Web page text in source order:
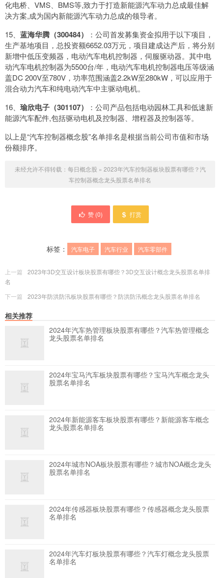
化电桥、VMS、BMS等,致力于打造新能源汽车动力总成最佳解
决方案,成为国内新能源汽车动力总成的领导者。
15、 蓝海华腾（300484）
：公司首发募集资金拟用于以下项目，
生产基地项目，总投资额6652.03万元，项目建成达产后，将分别
新增中低压变频器，电动汽车电机控制器，伺服驱动器。其中电
动汽车电机控制器为5500台/年，电动汽车电机控制器电压等级涵
盖DC 200V至780V，功率范围涵盖2.2kW至280kW，可以应用于
混合动力汽车和纯电动汽车中主驱动电机。
16、 瑜欣电子（301107）
：公司产品包括电动园林工具和低速新
能源汽车配件,包括驱动电机及控制器、增程器及控制器等。
以上是“汽车控制器概念股”名单排名是根据当前公司市值和市场
份额排序。
未经允许不得转载： 每日概念股 » 2023年汽车控制器板块股票有哪些？汽
车控制器概念龙头股票名单排名
赞 (0) 打赏
标签： 汽车电子 汽车行业 汽车零部件
上一篇
2023年3D交互设计板块股票有哪些？3D交互设计概念龙头股票名单排
名
下一篇
2023年防洪防汛板块股票有哪些？防洪防汛概念龙头股票名单排名
相关推荐
2024年汽车热管理板块股票有哪些？汽车热管理概念
龙头股票名单排名
2024年宝马汽车板块股票有哪些？宝马汽车概念龙头
股票名单排名
2024年新能源客车板块股票有哪些？新能源客车概念
龙头股票名单排名
2024年城市NOA板块股票有哪些？城市NOA概念龙头
股票名单排名
2024年传感器板块股票有哪些？传感器概念龙头股票
名单排名
2024年汽车灯板块股票有哪些？汽车灯概念龙头股票
名单排名